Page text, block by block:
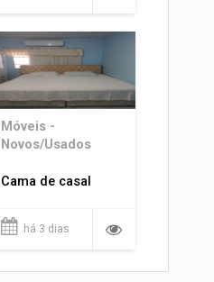
Móveis -
Novos/Usados
Cama de casal
há 3 dias